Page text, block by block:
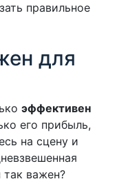
правильное
для
эффективен
его прибыль,
на сцену и
важен?